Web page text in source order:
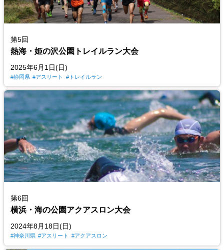
第5回
熱海・姫の沢公園トレイルラン大会
2025年6月1日(日)
静岡県 アスリート トレイルラン
第6回
横浜・海の公園アクアスロン大会
2024年8月18日(日)
神奈川県 アスリート アクアスロン